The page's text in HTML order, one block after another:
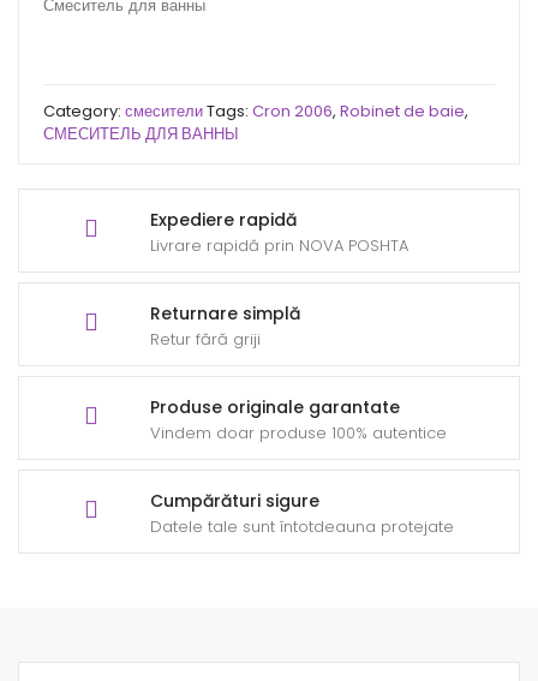
Expediere rapidă
Livrare rapidă prin NOVA POSHTA
Returnare simplă
Retur fără griji
Produse originale garantate
Vindem doar produse 100% autentice
Cumpărături sigure
Datele tale sunt întotdeauna protejate
Смеситель для ванны
Category: смесителиTags: Cron 2006, Robinet de baie,
СМЕСИТЕЛЬ ДЛЯ ВАННЫ